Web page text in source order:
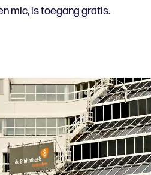
mic, is toegang gratis.